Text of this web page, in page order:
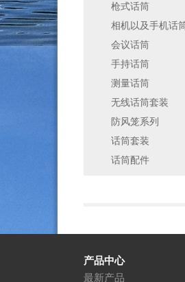
枪式话筒
相机以及手机话
会议话筒
手持话筒
测量话筒
无线话筒套装
防风笼系列
话筒套装
话筒配件
产品中心
最新产品